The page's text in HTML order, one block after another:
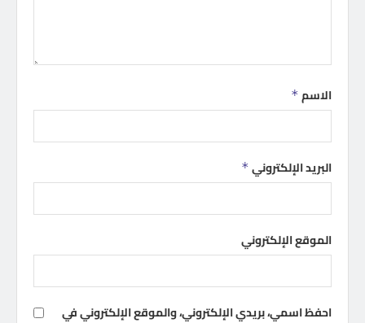
الاسم *
البريد الإلكتروني *
الموقع الإلكتروني
احفظ اسمي، بريدي الإلكتروني، والموقع الإلكتروني في